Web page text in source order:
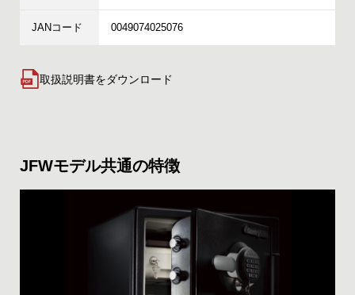
JANコード 0049074025076
取扱説明書をダウンロード
JFWモデル共通の特徴